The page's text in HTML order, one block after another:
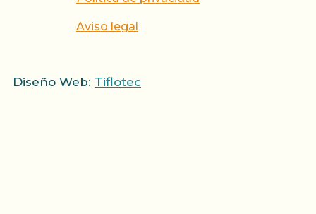
Aviso legal
Diseño Web: Tiflotec